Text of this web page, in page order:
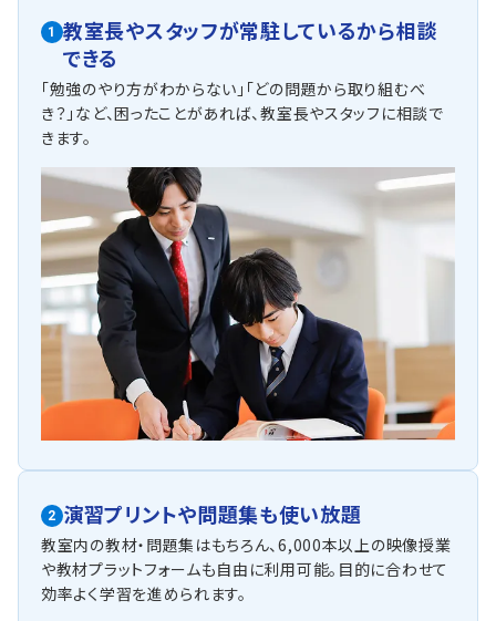
1
教室長やスタッフが常駐しているから相談
できる
「勉強のやり方がわからない」「どの問題から取り組むべ
き？」など、困ったことがあれば、教室長やスタッフに相談で
きます。
2 演習プリントや問題集も使い放題
教室内の教材・問題集はもちろん、6,000本以上の映像授業
や教材プラットフォームも自由に利用可能。目的に合わせて
効率よく学習を進められます。